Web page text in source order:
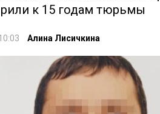
к 15 годам тюрьмы
Алина Лисичкина